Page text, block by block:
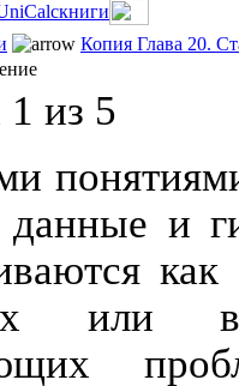
книги
Копия Глава 20.
из 5
данные и
как
или